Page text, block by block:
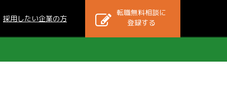
採用したい企業の方
転職無料相談に
登録する